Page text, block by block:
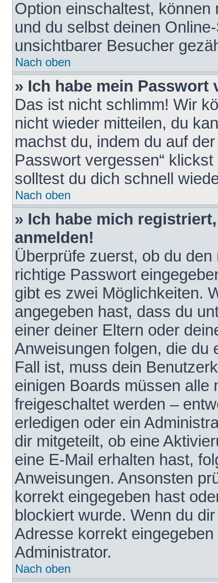
Option einschaltest,
und du selbst deinen
unsichtbarer Besucher
Nach oben
» Ich habe mein Passwort
Das ist nicht schlimm! Wir
nicht wieder mitteilen, du
machst du, indem du auf
Passwort vergessen“
solltest du dich schnell
Nach oben
» Ich habe mich
anmelden!
Überprüfe zuerst, ob du
richtige Passwort
gibt es zwei Möglichkeiten.
angegeben hast, dass du
einer deiner Eltern oder
Anweisungen folgen, die du
Fall ist, muss dein
einigen Boards müssen alle
freigeschaltet werden –
erledigen oder ein
dir mitgeteilt, ob eine
eine E-Mail erhalten hast,
Anweisungen. Ansonsten
korrekt eingegeben hast
blockiert wurde. Wenn du
Adresse korrekt
Administrator.
Nach oben